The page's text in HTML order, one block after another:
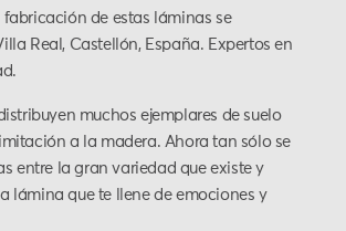
fabricación de estas láminas se
Real, Castellón, España. Expertos en
muchos ejemplares de suelo
a la madera. Ahora tan sólo se
entre la gran variedad que existe y
lámina que te llene de emociones y